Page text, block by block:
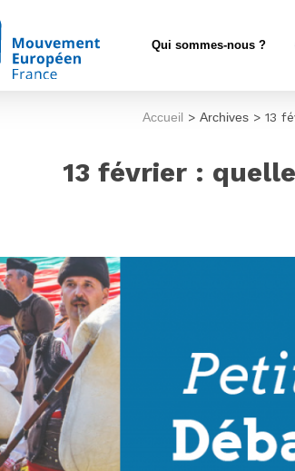
Qui sommes-nous ?
Accueil > Archives> 13
13 février :